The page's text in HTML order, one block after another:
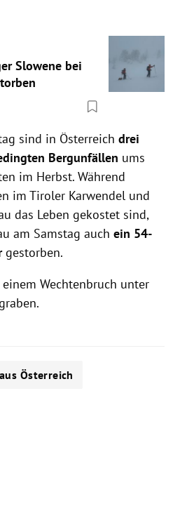
Slowene bei
sind in Österreich drei
Bergunfällen ums
im Herbst. Während
im Tiroler Karwendel und
das Leben gekostet sind,
am Samstag auch ein 54-
gestorben.
Wechtenbruch unter
Österreich